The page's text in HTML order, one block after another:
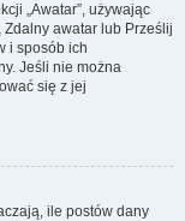
„Awatar”, używając
awatar lub Prześlij
i sposób ich
Jeśli nie można
się z jej
ile postów dany